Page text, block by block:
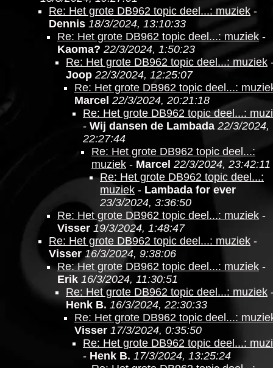
Re: Het grote DB962 topic deel...: muziek -
Dennis 18/3/2024, 13:10:33
Re: Het grote DB962 topic deel...: muziek -
Kaoma? 22/3/2024, 1:50:23
Re: Het grote DB962 topic deel...: muziek
Joop 22/3/2024, 12:25:07
Re: Het grote DB962 topic deel...:
Marcel 22/3/2024, 20:21:18
Re: Het grote DB962 topic deel...:
- Wij dansen de Lambada 22/3/2024,
22:27:44
Re: Het grote DB962 topic deel...:
muziek - Marcel 22/3/2024, 23:42:11
Re: Het grote DB962 topic deel...:
muziek - Lambada for ever
23/3/2024, 3:36:50
Re: Het grote DB962 topic deel...: muziek -
Visser 19/3/2024, 1:48:47
Re: Het grote DB962 topic deel...: muziek -
Visser 16/3/2024, 9:38:06
Re: Het grote DB962 topic deel...: muziek -
Erik 16/3/2024, 11:30:51
Re: Het grote DB962 topic deel...: muziek
Henk B. 16/3/2024, 22:30:33
Re: Het grote DB962 topic deel...:
Visser 17/3/2024, 0:35:50
Re: Het grote DB962 topic deel...:
- Henk B. 17/3/2024, 13:25:24